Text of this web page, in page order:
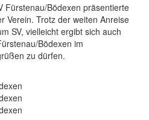
Fürstenau/Bödexen präsentierte
Verein. Trotz der weiten Anreise
SV, vielleicht ergibt sich auch
Bödexen im
zu dürfen.